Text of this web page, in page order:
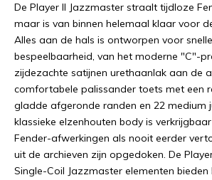
De Player II Jazzmaster straalt tijdloze
maar is van binnen helemaal klaar voor
Alles aan de hals is ontworpen voor
bespeelbaarheid, van het moderne "C"-
zijdezachte satijnen urethaanlak aan de
comfortabele palissander toets met een
gladde afgeronde randen en 22 medium
klassieke elzenhouten body is
Fender-afwerkingen als nooit eerder
uit de archieven zijn opgedoken. De
Single-Coil Jazzmaster elementen